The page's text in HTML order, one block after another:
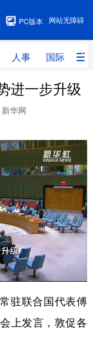
网站无障碍
PC版本
人事 国际 财
人事
体育
军事
政务
汽车
数字经济
进一步升级
华网
驻联合国代表傅
上发言，敦促各